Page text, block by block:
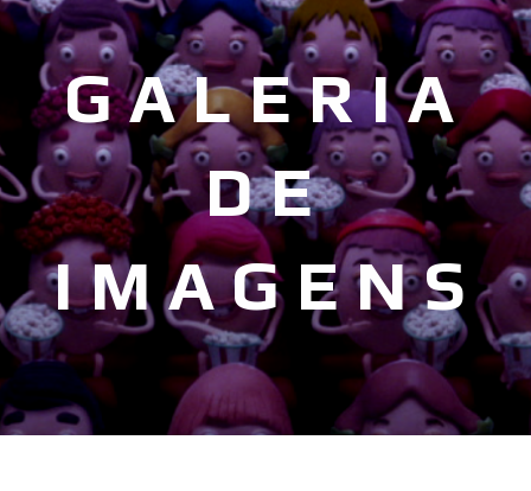
GALERIA
DE
IMAGENS